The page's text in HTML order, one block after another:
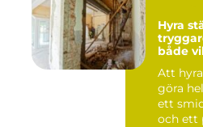
Hyra
både
Att
göra
ett
och ett